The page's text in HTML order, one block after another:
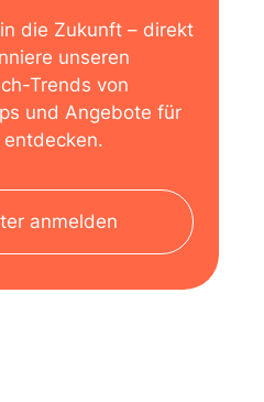
die Zukunft – direkt
unseren
Trends von
und Angebote für
anmelden